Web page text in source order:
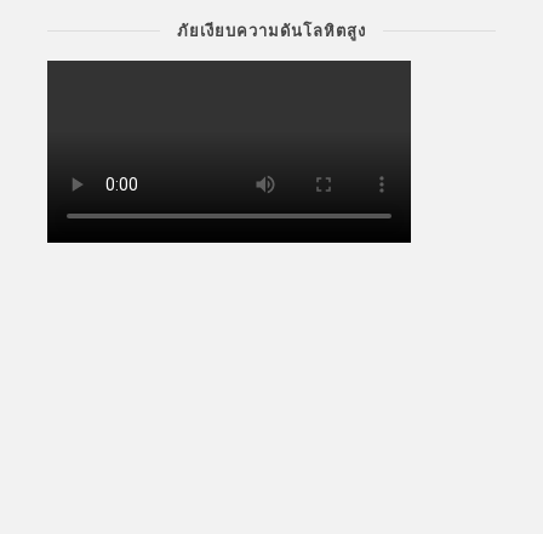
ภัยเงียบความดันโลหิตสูง